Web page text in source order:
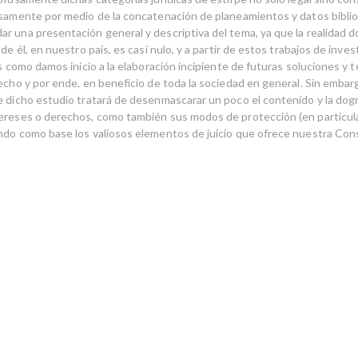
por medio de la concatenación de planeamientos y datos
una presentación general y descriptiva del tema, ya que la realidad
él, en nuestro país, es casi nulo, y a partir de estos trabajos de
como damos inicio a la elaboración incipiente de futuras soluciones y
y por ende, en beneficio de toda la sociedad en general. Sin
dicho estudio tratará de desenmascarar un poco el contenido y la
o derechos, como también sus modos de protección (en
como base los valiosos elementos de juicio que ofrece nuestra